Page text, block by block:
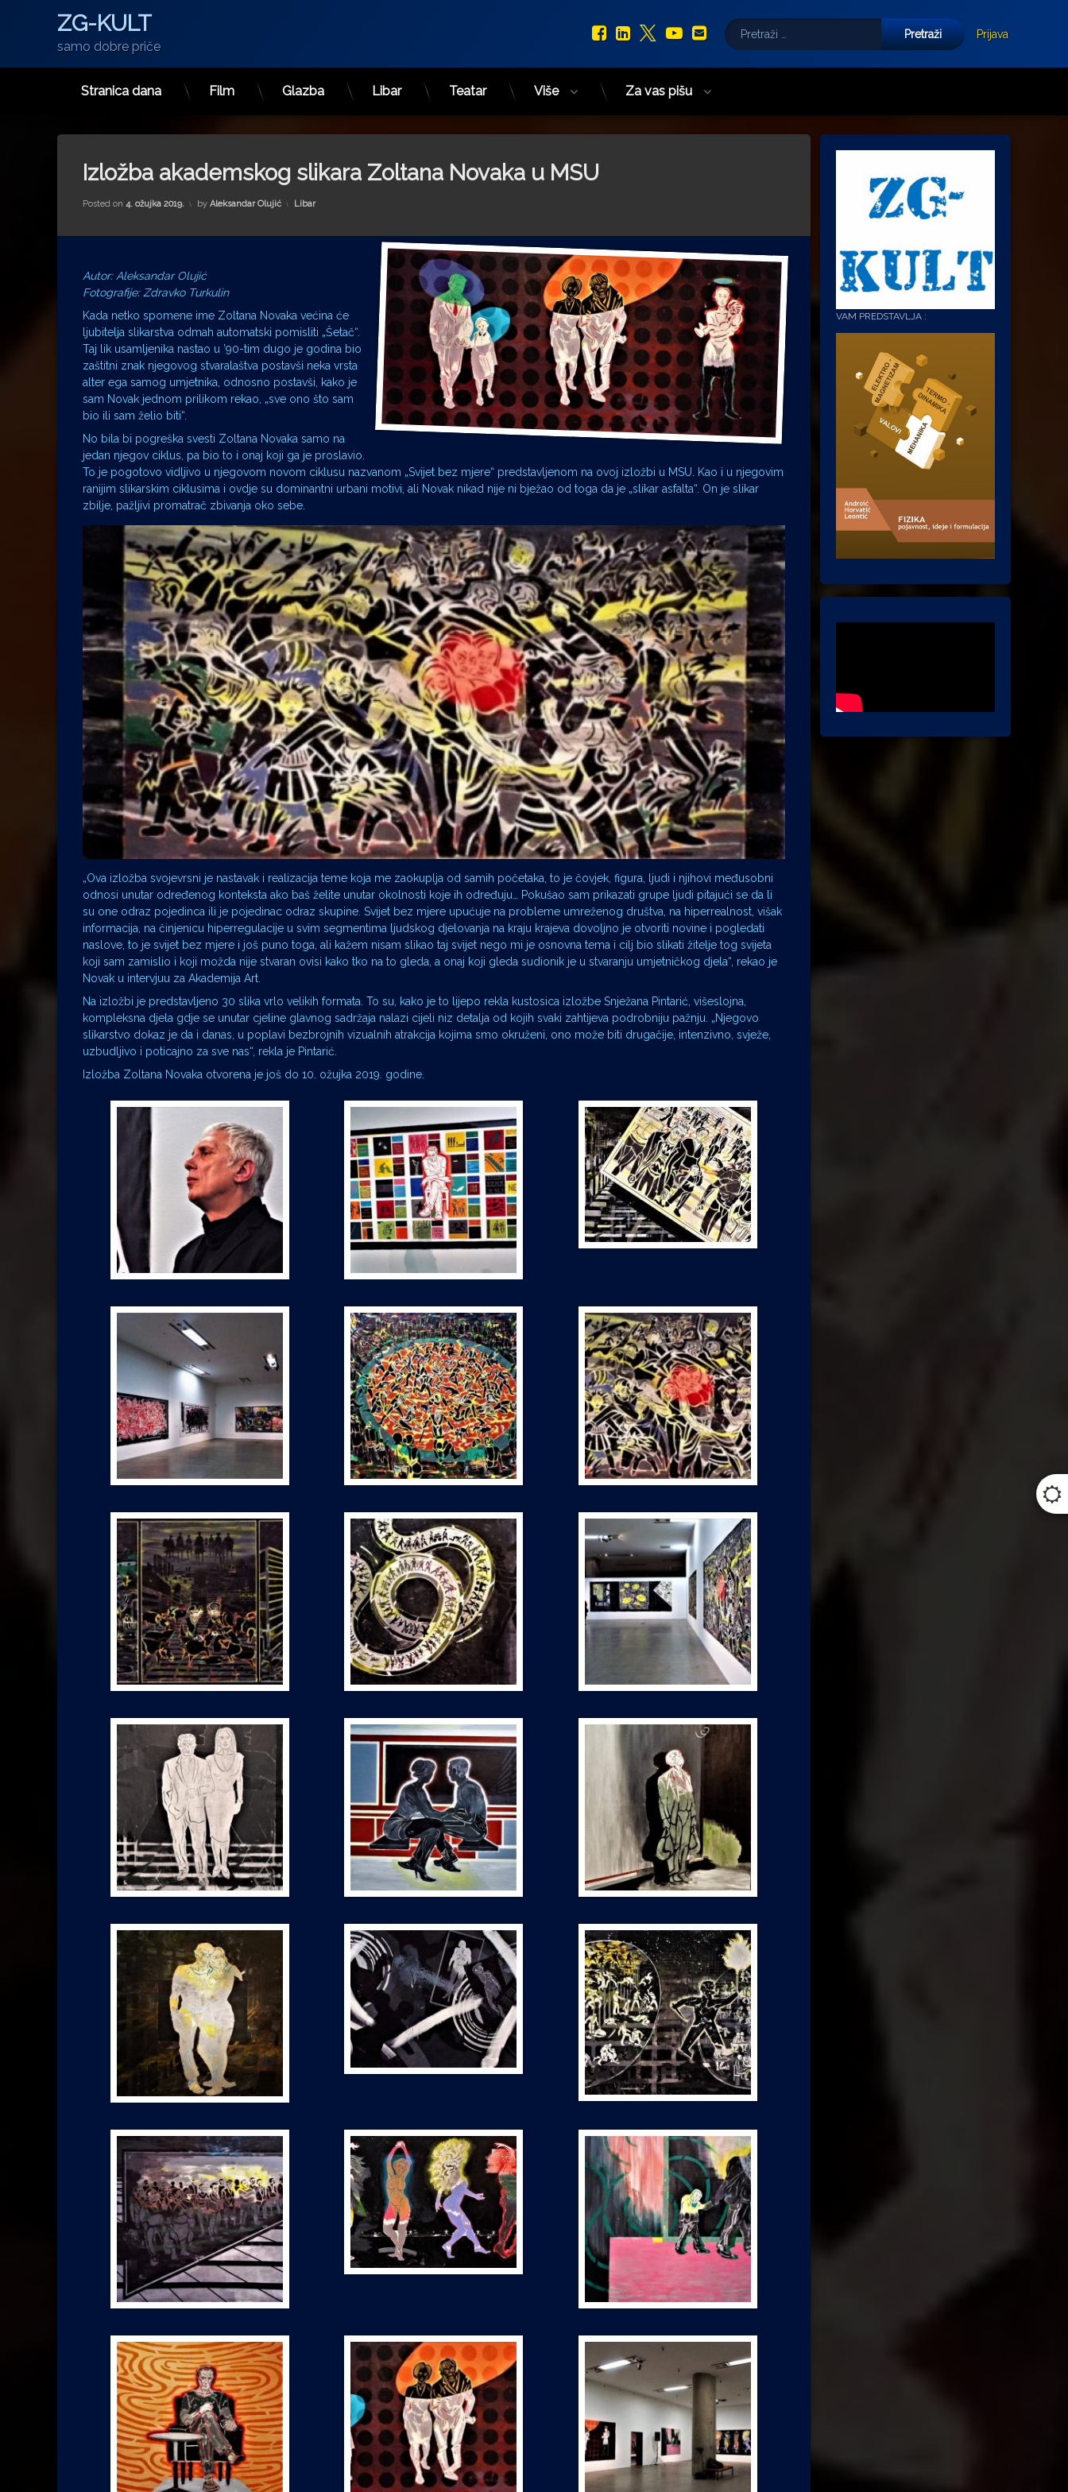
ZG-KULT
samo dobre priče
Facebook
LinkedIn
X.com
YouTube
E-mail
Pretraži:
Prijava
Stranica dana Film Glazba Libar Teatar Više Za vas pišu
Izložba akademskog slikara Zoltana Novaka u MSU
Posted on 4. ožujka 2019. by Aleksandar Olujić Kategorije:
Libar
Autor: Aleksandar Olujić
Fotografije: Zdravko Turkulin
Kada netko spomene ime Zoltana Novaka većina će
ljubitelja slikarstva odmah automatski pomisliti „Šetač“.
Taj lik usamljenika nastao u ’90-tim dugo je godina bio
zaštitni znak njegovog stvaralaštva postavši neka vrsta
alter ega samog umjetnika, odnosno postavši, kako je
sam Novak jednom prilikom rekao, „sve ono što sam
bio ili sam želio biti“.
No bila bi pogreška svesti Zoltana Novaka samo na
jedan njegov ciklus, pa bio to i onaj koji ga je proslavio.
To je pogotovo vidljivo u njegovom novom ciklusu nazvanom „Svijet bez mjere“ predstavljenom na ovoj izložbi u MSU. Kao i u njegovim
ranijim slikarskim ciklusima i ovdje su dominantni urbani motivi, ali Novak nikad nije ni bježao od toga da je „slikar asfalta“. On je slikar
zbilje, pažljivi promatrač zbivanja oko sebe.
„Ova izložba svojevrsni je nastavak i realizacija teme koja me zaokuplja od samih početaka, to je čovjek, figura, ljudi i njihovi međusobni
odnosi unutar određenog konteksta ako baš želite unutar okolnosti koje ih određuju… Pokušao sam prikazati grupe ljudi pitajući se da li
su one odraz pojedinca ili je pojedinac odraz skupine. Svijet bez mjere upućuje na probleme umreženog društva, na hiperrealnost, višak
informacija, na činjenicu hiperregulacije u svim segmentima ljudskog djelovanja na kraju krajeva dovoljno je otvoriti novine i pogledati
naslove, to je svijet bez mjere i još puno toga, ali kažem nisam slikao taj svijet nego mi je osnovna tema i cilj bio slikati žitelje tog svijeta
koji sam zamislio i koji možda nije stvaran ovisi kako tko na to gleda, a onaj koji gleda sudionik je u stvaranju umjetničkog djela“, rekao je
Novak u intervjuu za Akademija Art.
Na izložbi je predstavljeno 30 slika vrlo velikih formata. To su, kako je to lijepo rekla kustosica izložbe Snježana Pintarić, višeslojna,
kompleksna djela gdje se unutar cjeline glavnog sadržaja nalazi cijeli niz detalja od kojih svaki zahtijeva podrobniju pažnju. „Njegovo
slikarstvo dokaz je da i danas, u poplavi bezbrojnih vizualnih atrakcija kojima smo okruženi, ono može biti drugačije, intenzivno, svježe,
uzbudljivo i poticajno za sve nas“, rekla je Pintarić.
Izložba Zoltana Novaka otvorena je još do 10. ožujka 2019. godine.
VAM PREDSTAVLJA :